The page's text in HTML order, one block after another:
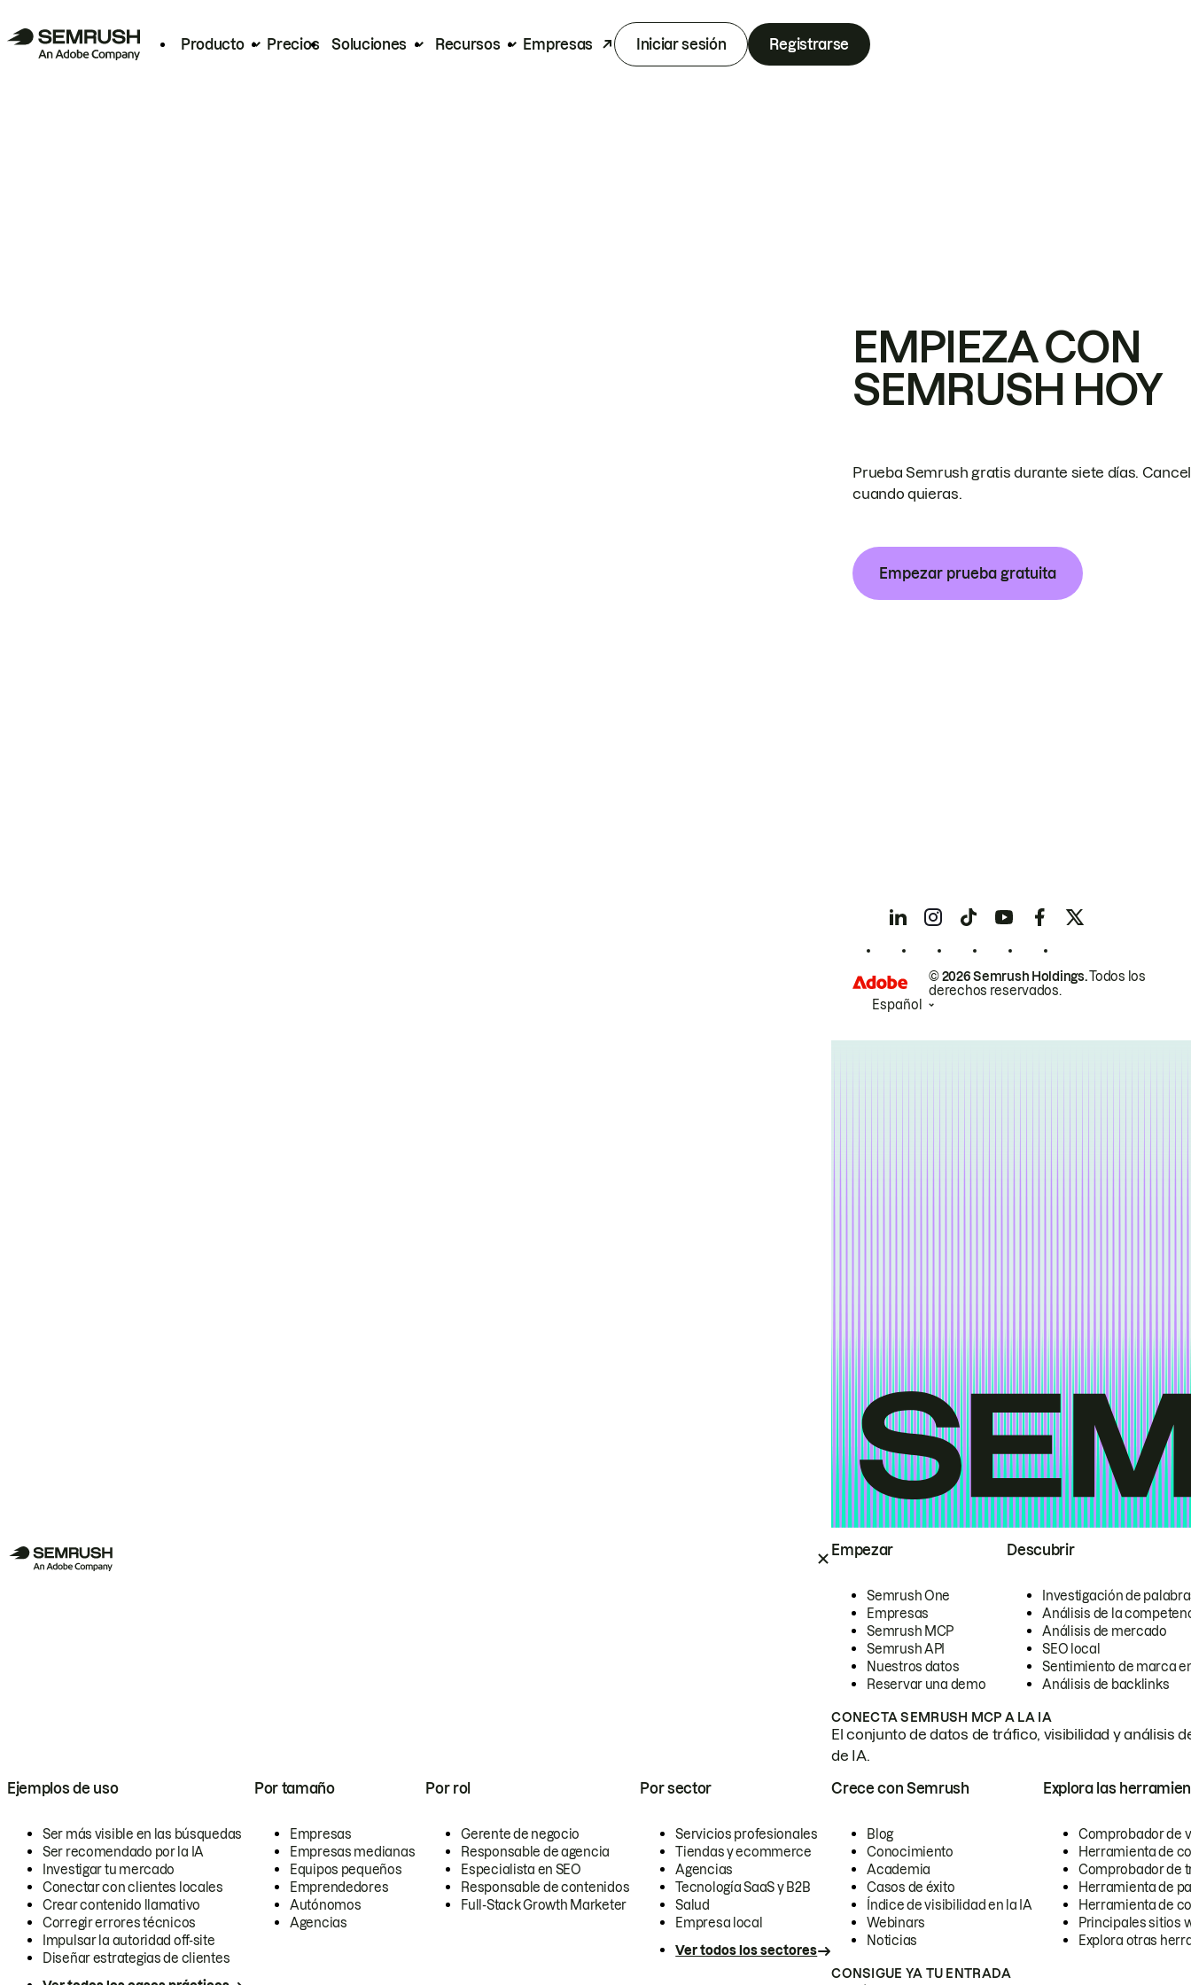
Producto Precios Soluciones Recursos Empresas Iniciar sesión Registrarse
Empezar
Semrush One
Empresas
Semrush MCP
Semrush API
Nuestros datos
Reservar una demo
Descubrir
Investigación de
Análisis de la
Análisis de mercado
SEO local
Sentimiento de marca
Análisis de backlinks
CONECTA SEMRUSH MCP A LA IA
El conjunto de datos de tráfico, visibilidad y análisis
de IA.
Ejemplos de uso
Ser más visible en las búsquedas
Ser recomendado por la IA
Investigar tu mercado
Conectar con clientes locales
Crear contenido llamativo
Corregir errores técnicos
Impulsar la autoridad off-site
Diseñar estrategias de clientes
Por tamaño
Empresas
Empresas medianas
Equipos pequeños
Emprendedores
Autónomos
Agencias
Por rol
Gerente de negocio
Responsable de agencia
Especialista en SEO
Responsable de contenidos
Full-Stack Growth Marketer
Por sector
Servicios profesionales
Tiendas y ecommerce
Agencias
Tecnología SaaS y B2B
Salud
Empresa local
Ver todos los sectores
Crece con Semrush
Blog
Conocimiento
Academia
Casos de éxito
Índice de visibilidad en la IA
Webinars
Noticias
Explora las
Comprobador de
Herramienta de
Comprobador de
Herramienta de
Herramienta de
Principales sitios
Explora otras
CONSIGUE YA TU ENTRADA
EMPIEZA CON
SEMRUSH HOY
Prueba Semrush gratis durante siete días.
cuando quieras.
Empezar prueba gratuita
© 2026 Semrush Holdings.Todos los
derechos reservados.
Español